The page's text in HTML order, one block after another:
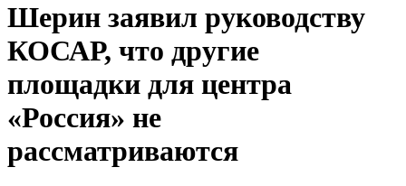
Шерин заявил руководству
КОСАР, что другие
площадки для центра
«Россия» не
рассматриваются